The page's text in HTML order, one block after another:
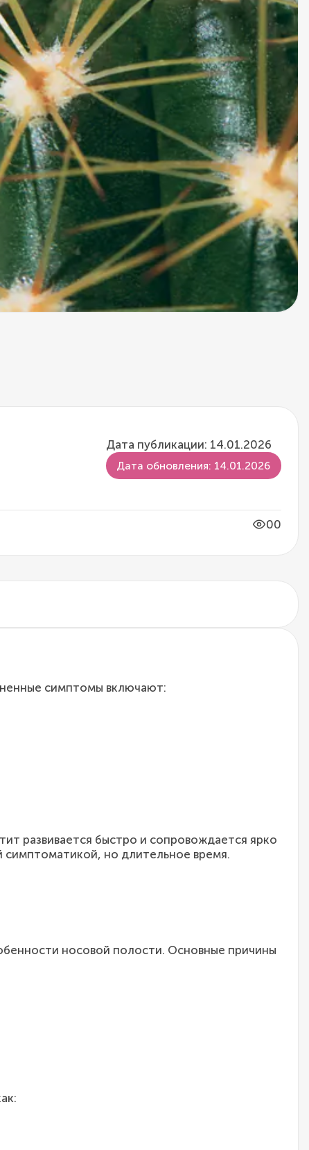
Дата публикации: 14.01.2026
Дата обновления: 14.01.2026
00
симптомы включают:
развивается быстро и сопровождается ярко
но длительное время.
носовой полости. Основные причины